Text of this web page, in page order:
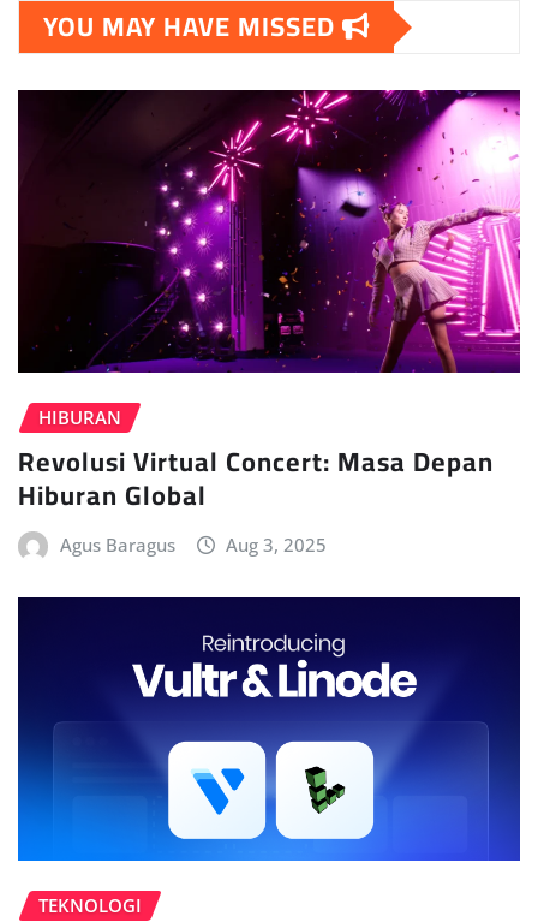
YOU MAY HAVE MISSED
HIBURAN
Revolusi Virtual Concert: Masa Depan
Hiburan Global
Agus Baragus Aug 3, 2025
TEKNOLOGI